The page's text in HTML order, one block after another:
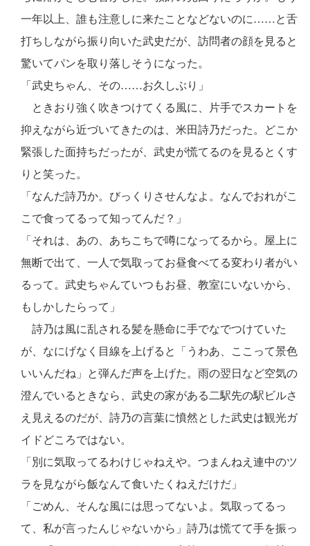
一年以上、誰も注意しに来たことなどないのに……と舌
打ちしながら振り向いた武史だが、訪問者の顔を見ると
驚いてパンを取り落しそうになった。
「武史ちゃん、その……お久しぶり」
ときおり強く吹きつけてくる風に、片手でスカートを
抑えながら近づいてきたのは、米田詩乃だった。どこか
緊張した面持ちだったが、武史が慌てるのを見るとくす
りと笑った。
「なんだ詩乃か。びっくりさせんなよ。なんでおれがこ
こで食ってるって知ってんだ？」
「それは、あの、あちこちで噂になってるから。屋上に
無断で出て、一人で気取ってお昼食べてる変わり者がい
るって。武史ちゃんていつもお昼、教室にいないから、
もしかしたらって」
詩乃は風に乱される髪を懸命に手でなでつけていた
が、なにげなく目線を上げると「うわあ、ここって景色
いいんだね」と弾んだ声を上げた。雨の翌日など空気の
澄んでいるときなら、武史の家がある二駅先の駅ビルさ
え見えるのだが、詩乃の言葉に憤然とした武史は観光ガ
イドどころではない。
「別に気取ってるわけじゃねえや。つまんねえ連中のツ
ラを見ながら飯なんて食いたくねえだけだ」
「ごめん、そんな風には思ってないよ。気取ってるっ
て、私が言ったんじゃないから」詩乃は慌てて手を振っ